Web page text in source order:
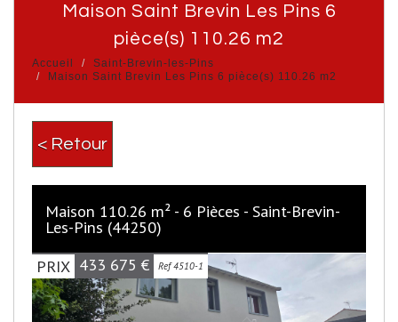
Maison Saint Brevin Les Pins 6
pièce(s) 110.26 m2
Accueil
Saint-Brevin-les-Pins
Maison Saint Brevin Les Pins 6 pièce(s) 110.26 m2
< Retour
Maison 110.26 m² - 6 Pièces - Saint-Brevin-
Les-Pins (44250)
PRIX 433 675 € Ref 4510-1